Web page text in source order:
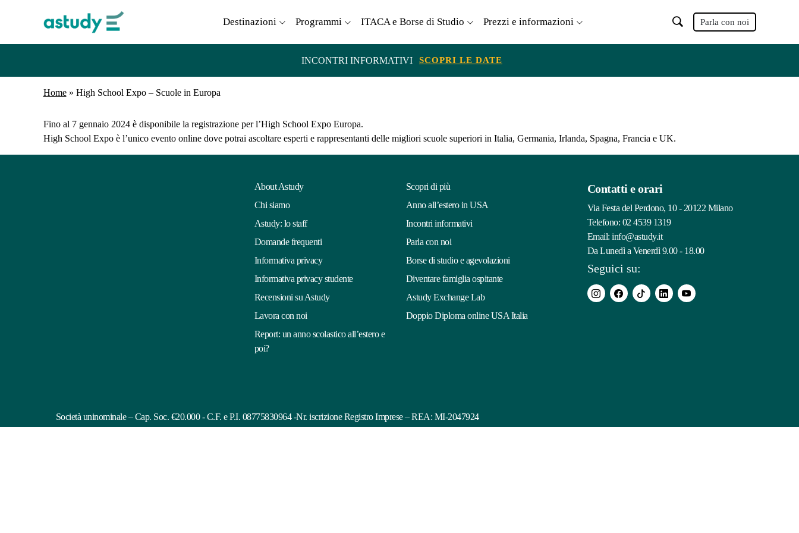
Destinazioni Programmi ITACA e Borse di Studio Prezzi e informazioni Parla con noi
INCONTRI INFORMATIVI SCOPRI LE DATE
Home» High School Expo – Scuole in Europa
Fino al 7 gennaio 2024 è disponibile la registrazione per l’High School Expo Europa.
High School Expo è l’unico evento online dove potrai ascoltare esperti e rappresentanti delle migliori scuole superiori in Italia, Germania, Irlanda, Spagna, Francia e UK.
About Astudy
Chi siamo
Astudy: lo staff
Domande frequenti
Informativa privacy
Informativa privacy studente
Recensioni su Astudy
Lavora con noi
Report: un anno scolastico all’estero e
poi?
Scopri di più
Anno all’estero in USA
Incontri informativi
Parla con noi
Borse di studio e agevolazioni
Diventare famiglia ospitante
Astudy Exchange Lab
Doppio Diploma online USA Italia
Contatti e orari
Via Festa del Perdono, 10 - 20122 Milano
Telefono: 02 4539 1319
Email: info@astudy.it
Da Lunedì a Venerdì 9.00 - 18.00
Seguici su:
Società uninominale – Cap. Soc. €20.000 - C.F. e P.I. 08775830964 -Nr. iscrizione Registro Imprese – REA: MI-2047924